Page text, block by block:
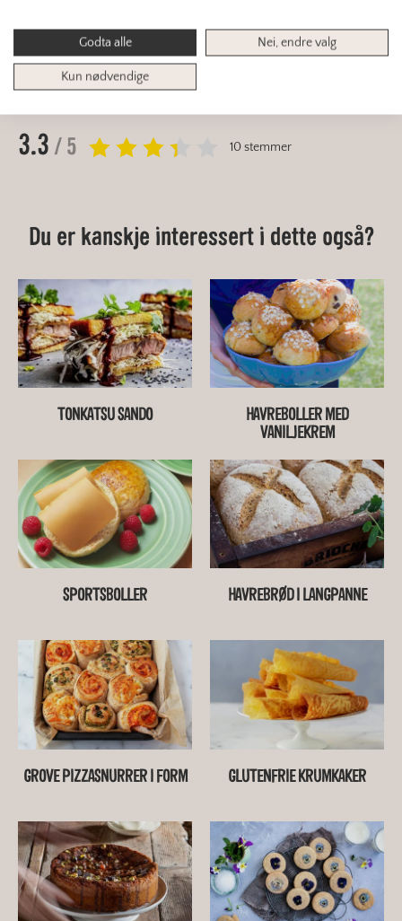
Finn mer om samme tema:
JULEPIZZA
3.3 / 5 10 stemmer
Du er kanskje interessert i dette også?
TONKATSU SANDO
HAVREBOLLER MED
VANILJEKREM
SPORTSBOLLER HAVREBRØD I LANGPANNE
GROVE PIZZASNURRER I FORM GLUTENFRIE KRUMKAKER
Godta alle Nei, endre valg
Kun nødvendige